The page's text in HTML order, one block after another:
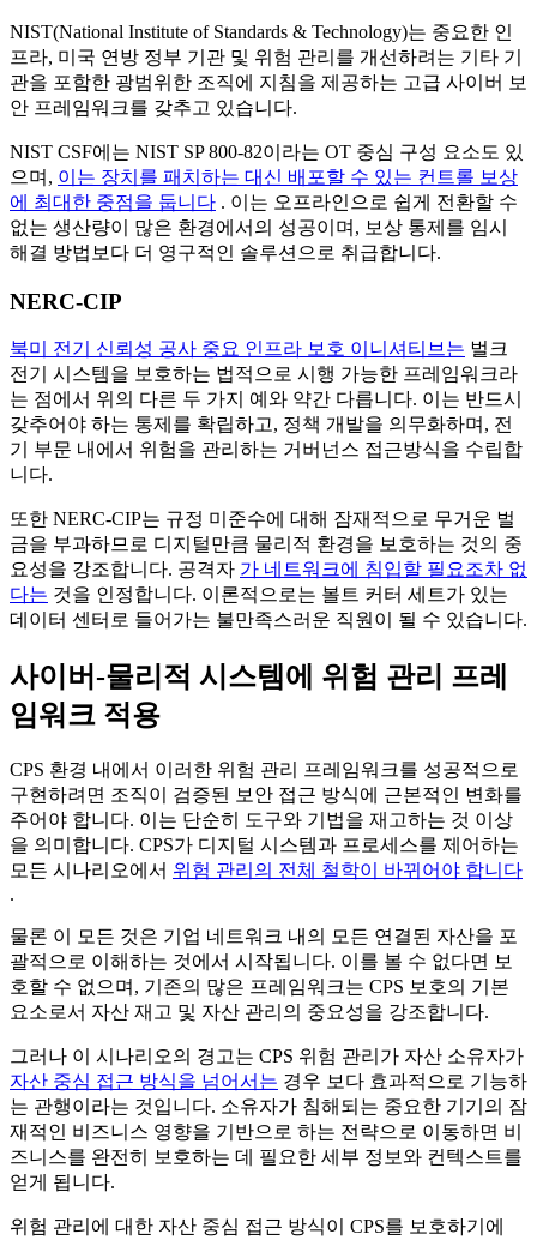
NIST(National Institute of Standards & Technology)는 중요한 인
프라, 미국 연방 정부 기관 및 위험 관리를 개선하려는 기타 기
관을 포함한 광범위한 조직에 지침을 제공하는 고급 사이버 보
안 프레임워크를 갖추고 있습니다.
NIST CSF에는 NIST SP 800-82이라는 OT 중심 구성 요소도 있
으며, 이는 장치를 패치하는 대신 배포할 수 있는 컨트롤 보상
에 최대한 중점을 둡니다 . 이는 오프라인으로 쉽게 전환할 수
없는 생산량이 많은 환경에서의 성공이며, 보상 통제를 임시
해결 방법보다 더 영구적인 솔루션으로 취급합니다.
NERC-CIP
북미 전기 신뢰성 공사 중요 인프라 보호 이니셔티브는 벌크
전기 시스템을 보호하는 법적으로 시행 가능한 프레임워크라
는 점에서 위의 다른 두 가지 예와 약간 다릅니다. 이는 반드시
갖추어야 하는 통제를 확립하고, 정책 개발을 의무화하며, 전
기 부문 내에서 위험을 관리하는 거버넌스 접근방식을 수립합
니다.
또한 NERC-CIP는 규정 미준수에 대해 잠재적으로 무거운 벌
금을 부과하므로 디지털만큼 물리적 환경을 보호하는 것의 중
요성을 강조합니다. 공격자 가 네트워크에 침입할 필요조차 없
다는 것을 인정합니다. 이론적으로는 볼트 커터 세트가 있는
데이터 센터로 들어가는 불만족스러운 직원이 될 수 있습니다.
사이버-물리적 시스템에 위험 관리 프레
임워크 적용
CPS 환경 내에서 이러한 위험 관리 프레임워크를 성공적으로
구현하려면 조직이 검증된 보안 접근 방식에 근본적인 변화를
주어야 합니다. 이는 단순히 도구와 기법을 재고하는 것 이상
을 의미합니다. CPS가 디지털 시스템과 프로세스를 제어하는
모든 시나리오에서 위험 관리의 전체 철학이 바뀌어야 합니다
.
물론 이 모든 것은 기업 네트워크 내의 모든 연결된 자산을 포
괄적으로 이해하는 것에서 시작됩니다. 이를 볼 수 없다면 보
호할 수 없으며, 기존의 많은 프레임워크는 CPS 보호의 기본
요소로서 자산 재고 및 자산 관리의 중요성을 강조합니다.
그러나 이 시나리오의 경고는 CPS 위험 관리가 자산 소유자가
자산 중심 접근 방식을 넘어서는 경우 보다 효과적으로 기능하
는 관행이라는 것입니다. 소유자가 침해되는 중요한 기기의 잠
재적인 비즈니스 영향을 기반으로 하는 전략으로 이동하면 비
즈니스를 완전히 보호하는 데 필요한 세부 정보와 컨텍스트를
얻게 됩니다.
위험 관리에 대한 자산 중심 접근 방식이 CPS를 보호하기에